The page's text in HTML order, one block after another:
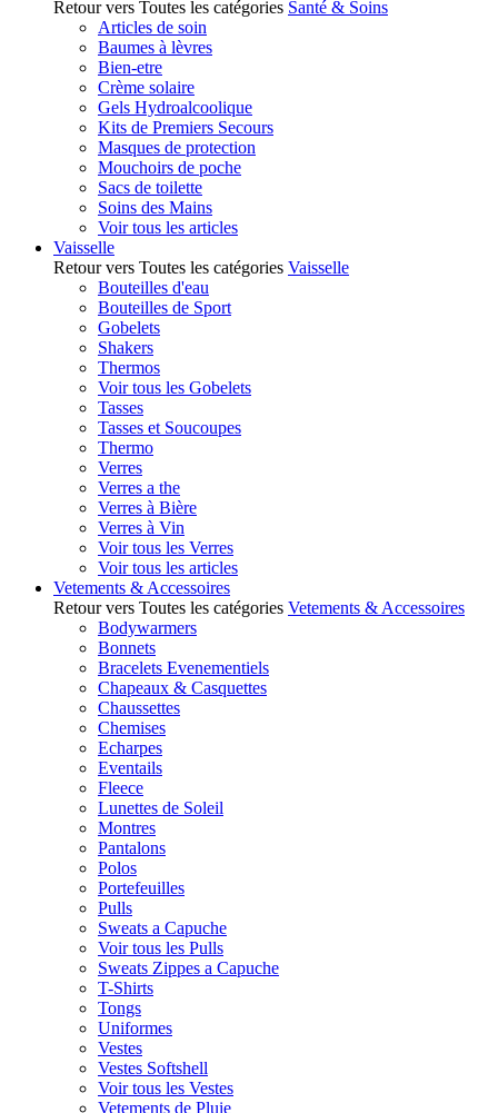
Retour vers Toutes les catégories Santé & Soins
Articles de soin
Baumes à lèvres
Bien-etre
Crème solaire
Gels Hydroalcoolique
Kits de Premiers Secours
Masques de protection
Mouchoirs de poche
Sacs de toilette
Soins des Mains
Voir tous les articles
Vaisselle
Retour vers Toutes les catégories Vaisselle
Bouteilles d'eau
Bouteilles de Sport
Gobelets
Shakers
Thermos
Voir tous les Gobelets
Tasses
Tasses et Soucoupes
Thermo
Verres
Verres a the
Verres à Bière
Verres à Vin
Voir tous les Verres
Voir tous les articles
Vetements & Accessoires
Retour vers Toutes les catégories Vetements & Accessoires
Bodywarmers
Bonnets
Bracelets Evenementiels
Chapeaux & Casquettes
Chaussettes
Chemises
Echarpes
Eventails
Fleece
Lunettes de Soleil
Montres
Pantalons
Polos
Portefeuilles
Pulls
Sweats a Capuche
Voir tous les Pulls
Sweats Zippes a Capuche
T-Shirts
Tongs
Uniformes
Vestes
Vestes Softshell
Voir tous les Vestes
Vetements de Pluie